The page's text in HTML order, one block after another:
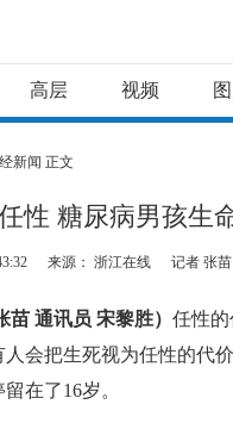
高层 视频
新闻 正文
性 糖尿病男孩生
来源： 浙江在线 记者 张苗
通讯员 宋黎胜） 任性
会把生死视为任性的代
在了16岁。